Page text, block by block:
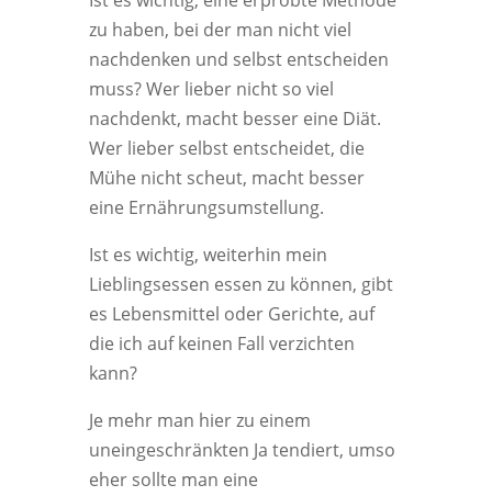
zu haben, bei der man nicht viel
nachdenken und selbst entscheiden
muss? Wer lieber nicht so viel
nachdenkt, macht besser eine Diät.
Wer lieber selbst entscheidet, die
Mühe nicht scheut, macht besser
eine Ernährungsumstellung.
Ist es wichtig, weiterhin mein
Lieblingsessen essen zu können, gibt
es Lebensmittel oder Gerichte, auf
die ich auf keinen Fall verzichten
kann?
Je mehr man hier zu einem
uneingeschränkten Ja tendiert, umso
eher sollte man eine